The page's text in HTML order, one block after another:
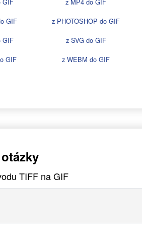
GIF z PHOTOSHOP do GIF
GIF z SVG do GIF
GIF z WEBM do GIF
TIFF na GIF